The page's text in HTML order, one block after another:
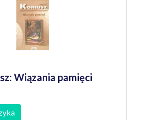
Wiązania pamięci